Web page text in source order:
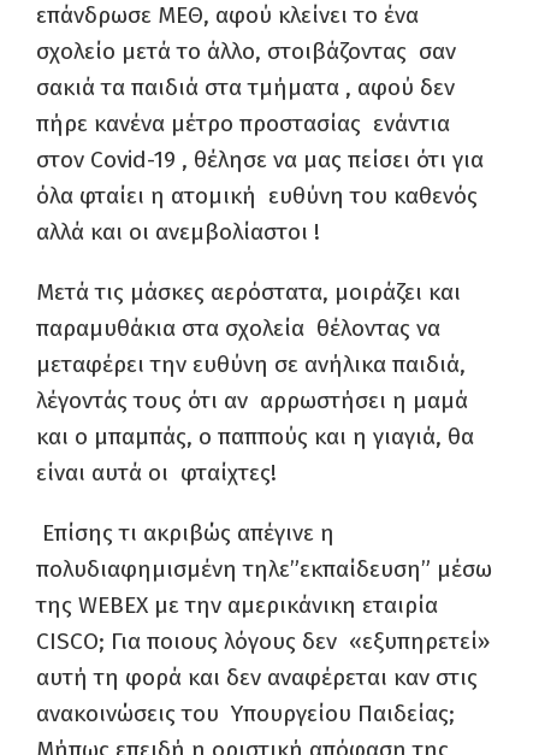
επάνδρωσε ΜΕΘ, αφού κλείνει το ένα
σχολείο μετά το άλλο, στοιβάζοντας σαν
σακιά τα παιδιά στα τμήματα , αφού δεν
πήρε κανένα μέτρο προστασίας ενάντια
στον Covid-19 , θέλησε να μας πείσει ότι για
όλα φταίει η ατομική ευθύνη του καθενός
αλλά και οι ανεμβολίαστοι !
Μετά τις μάσκες αερόστατα, μοιράζει και
παραμυθάκια στα σχολεία θέλοντας να
μεταφέρει την ευθύνη σε ανήλικα παιδιά,
λέγοντάς τους ότι αν αρρωστήσει η μαμά
και ο μπαμπάς, ο παππούς και η γιαγιά, θα
είναι αυτά οι φταίχτες!
Επίσης τι ακριβώς απέγινε η
πολυδιαφημισμένη τηλε”εκπαίδευση” μέσω
της WEBEX με την αμερικάνικη εταιρία
CISCO; Για ποιους λόγους δεν «εξυπηρετεί»
αυτή τη φορά και δεν αναφέρεται καν στις
ανακοινώσεις του Υπουργείου Παιδείας;